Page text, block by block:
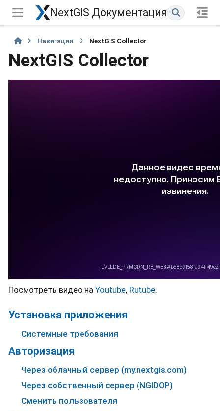
NextGIS Документация
Навигация NextGIS Collector
NextGIS Collector
Посмотреть видео на Youtube, Rutube.
Установка приложения
Системные требования
Авторизация
Через облачный сервер (my.nextgis.com)
Через собственный сервер (NGIDOP)
Сменить пользователя